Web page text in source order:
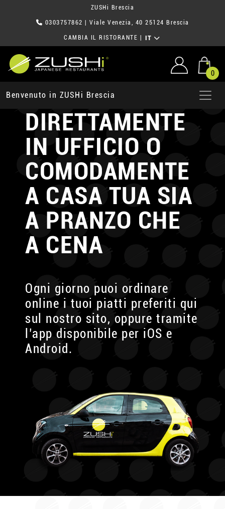
ZUSHi Brescia
0303757862 | Viale Venezia, 40 25124 Brescia
CAMBIA IL RISTORANTE IT
0
Benvenuto in ZUSHi Brescia
RICEVI ZUSHi
DIRETTAMENTE
IN UFFICIO O
COMODAMENTE
A CASA TUA SIA
A PRANZO CHE
A CENA
Ogni giorno puoi ordinare
online i tuoi piatti preferiti qui
sul nostro sito, oppure tramite
l’app disponibile per iOS e
Android.